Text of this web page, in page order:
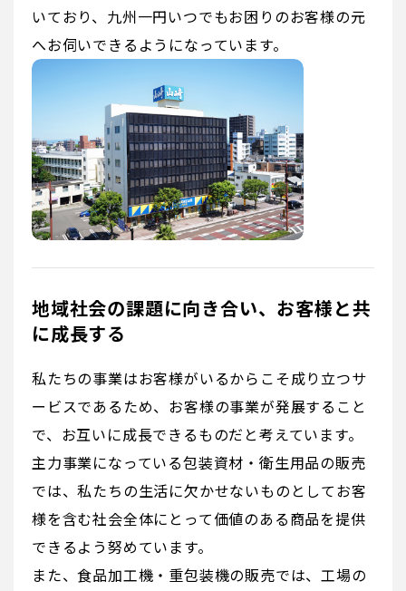
いており、九州一円いつでもお困りのお客様の元
へお伺いできるようになっています。
地域社会の課題に向き合い、お客様と共
に成長する
私たちの事業はお客様がいるからこそ成り立つサ
ービスであるため、お客様の事業が発展すること
で、お互いに成長できるものだと考えています。
主力事業になっている包装資材・衛生用品の販売
では、私たちの生活に欠かせないものとしてお客
様を含む社会全体にとって価値のある商品を提供
できるよう努めています。
また、食品加工機・重包装機の販売では、工場の